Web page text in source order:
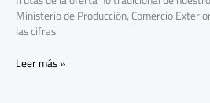
Ministerio de Producción, Comercio
las cifras
Leer más »